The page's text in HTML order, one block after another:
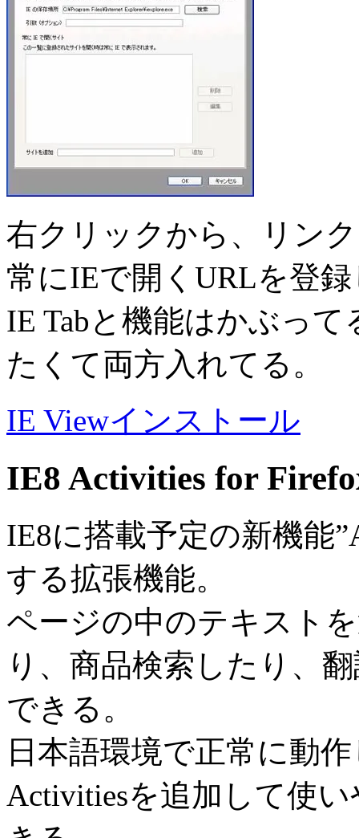
右クリックから、リン
常にIEで開くURLを登
IE Tabと機能はかぶっ
たくて両方入れてる。
IE Viewインストール
IE8 Activities for
IE8に搭載予定の新機能
する拡張機能。
ページの中のテキスト
り、商品検索したり、
できる。
日本語環境で正常に動
Activitiesを追加して使